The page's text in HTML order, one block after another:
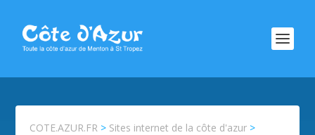
COTE.AZUR.FR > Sites internet de la côte d'azur >